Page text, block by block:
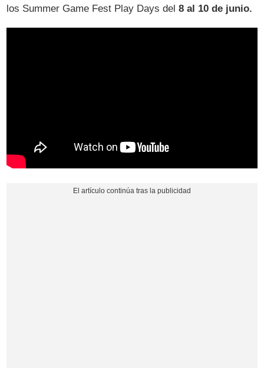
los Summer Game Fest Play Days del 8 al 10 de junio.